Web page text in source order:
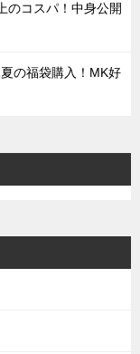
のコスパ！中身公開
の福袋購入！MK好